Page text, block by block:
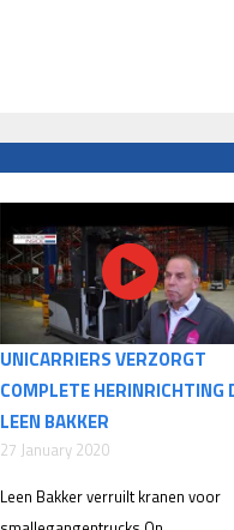
UNICARRIERS VERZORGT
COMPLETE HERINRICHTING
LEEN BAKKER
27 January 2020
Leen Bakker verruilt kranen voor